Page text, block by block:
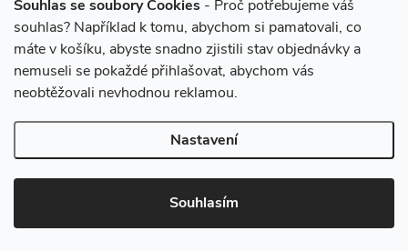
Souhlas se soubory Cookies - Proč potřebujeme váš
souhlas? Například k tomu, abychom si pamatovali, co
máte v košíku, abyste snadno zjistili stav objednávky a
nemuseli se pokaždé přihlašovat, abychom vás
neobtěžovali nevhodnou reklamou.
Nastavení
Souhlasím
Instagram
Vytvořil Shoptet
e-cigarety.cz. Všechna práva vyhrazena.
nastavení cookies